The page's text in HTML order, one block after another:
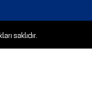
saklıdır.